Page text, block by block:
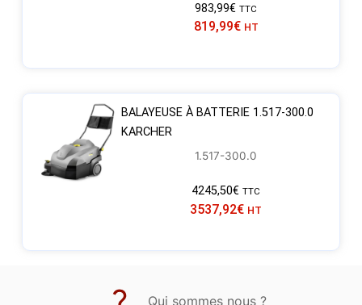
983,99€ TTC
819,99€ HT
BALAYEUSE À BATTERIE 1.517-300.0
KARCHER
1.517-300.0
4245,50€ TTC
3537,92€ HT
Qui sommes nous ?